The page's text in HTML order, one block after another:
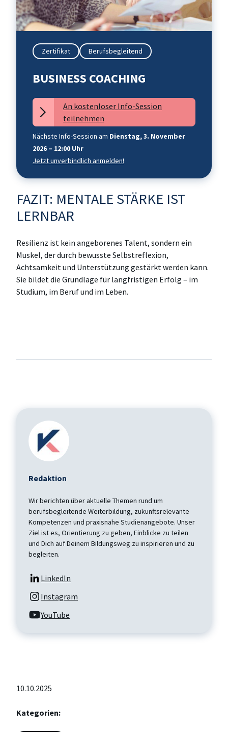
Zertifikat Berufsbegleitend
BUSINESS COACHING
An kostenloser Info-Session
teilnehmen
Nächste Info-Session am Dienstag, 3. November
2026 – 12:00 Uhr
Jetzt unverbindlich anmelden!
FAZIT: MENTALE STÄRKE IST
LERNBAR
Resilienz ist kein angeborenes Talent, sondern ein
Muskel, der durch bewusste Selbstreflexion,
Achtsamkeit und Unterstützung gestärkt werden kann.
Sie bildet die Grundlage für langfristigen Erfolg – im
Studium, im Beruf und im Leben.
Redaktion
Wir berichten über aktuelle Themen rund um
berufsbegleitende Weiterbildung, zukunftsrelevante
Kompetenzen und praxisnahe Studienangebote. Unser
Ziel ist es, Orientierung zu geben, Einblicke zu teilen
und Dich auf Deinem Bildungsweg zu inspirieren und zu
begleiten.
LinkedIn
Instagram
YouTube
10.10.2025
Kategorien: